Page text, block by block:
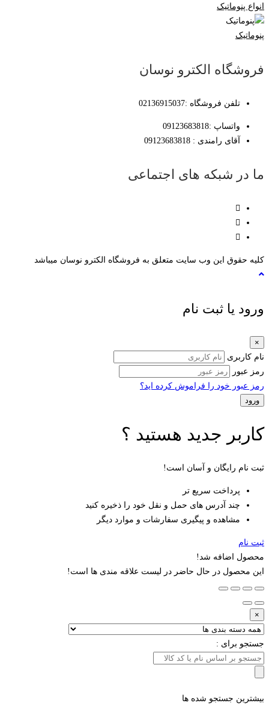
انواع پنوماتیک
پنوماتیک
فروشگاه الکترو نوسان
تلفن فروشگاه :02136915037
واتساپ :09123683818
آقای رامندی : 09123683818
ما در شبکه های اجتماعی
کلیه حقوق این وب سایت متعلق به فروشگاه الکترو نوسان میباشد
ورود یا ثبت نام
×
نام کاربری
رمز عبور
رمز عبور خود را فراموش کرده اید؟
کاربر جدید هستید ؟
ثبت نام رایگان و آسان است!
پرداخت سریع تر
چند آدرس های حمل و نقل خود را ذخیره کنید
مشاهده و پیگیری سفارشات و موارد دیگر
ثبت نام
محصول اضافه شد!
این محصول در حال حاضر در لیست علاقه مندی ها است!
×
جستجو برای :
بیشترین جستجو شده ها